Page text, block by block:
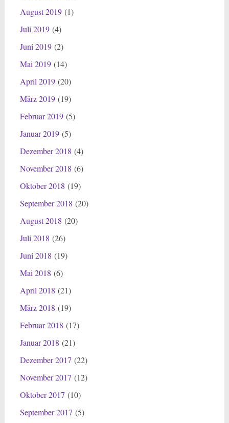
August 2019(1)
Juli 2019(4)
Juni 2019(2)
Mai 2019(14)
April 2019(20)
März 2019(19)
Februar 2019(5)
Januar 2019(5)
Dezember 2018 (4)
November 2018 (6)
Oktober 2018 (19)
September 2018 (20)
August 2018 (20)
Juli 2018 (26)
Juni 2018 (19)
Mai 2018 (6)
April 2018 (21)
März 2018 (19)
Februar 2018 (17)
Januar 2018 (21)
Dezember 2017 (22)
November 2017 (12)
Oktober 2017 (10)
September 2017 (5)